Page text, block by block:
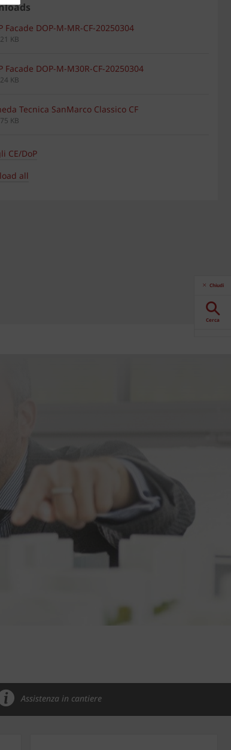
Facade DOP-M-MR-CF-20250304
KB
Facade DOP-M-M30R-CF-20250304
KB
Tecnica SanMarco Classico CF
KB
CE/DoP
all
Chiudi
Cerca
Assistenza in cantiere